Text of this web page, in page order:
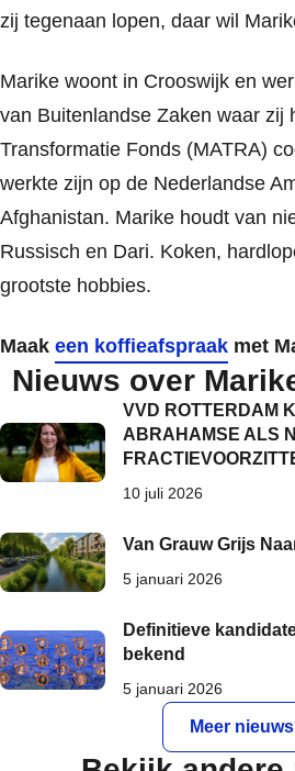
zij tegenaan lopen, daar wil
Marike woont in Crooswijk en
van Buitenlandse Zaken waar zij
Transformatie Fonds (MATRA)
werkte zijn op de Nederlandse
Afghanistan. Marike houdt van
Russisch en Dari. Koken,
grootste hobbies.
Maak een koffieafspraak met
Nieuws over
VVD ROTTERDAM
ABRAHAMSE ALS
10 juli 2026
Van Grauw Grijs
5 januari 2026
Definitieve
bekend
5 januari 2026
Meer nieuws